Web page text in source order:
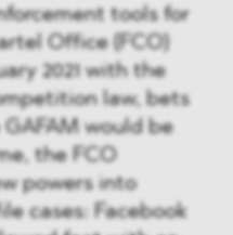
tools for
Office (FCO)
2021 with the
law, bets
would be
the FCO
powers into
cases: Facebook